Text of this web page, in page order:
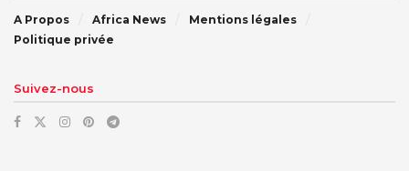
A Propos Africa News
Mentions légales
Politique privée
Suivez-nous